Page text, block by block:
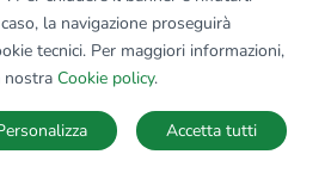
SALVA RICERCA
la navigazione proseguirà
tecnici. Per maggiori informazioni,
nostra Cookie policy.
Accetta tutti